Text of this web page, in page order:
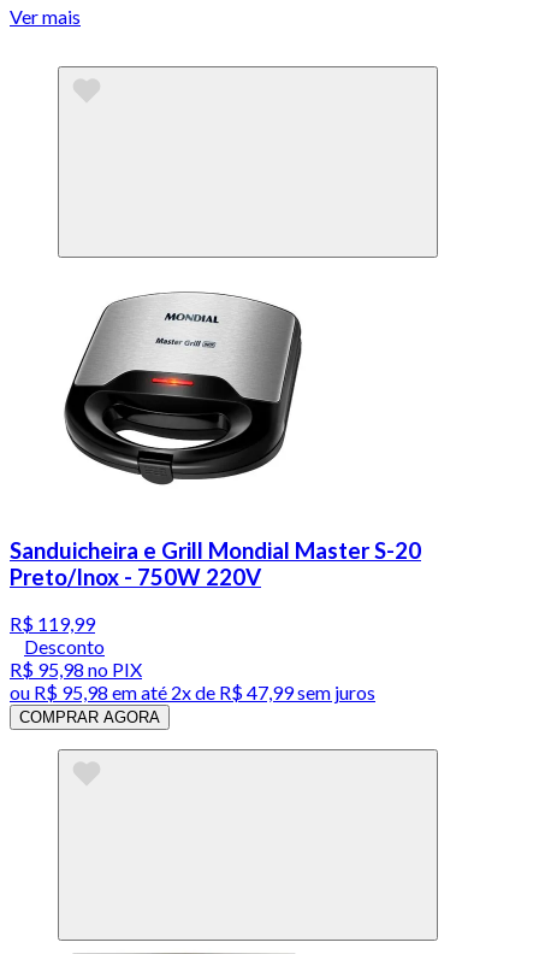
Ver mais
Sanduicheira e Grill Mondial Master S-20
Preto/Inox - 750W 220V
R$ 119,99
Desconto
R$ 95,98 no PIX
ou R$ 95,98 em até 2x de R$ 47,99 sem juros
COMPRAR AGORA